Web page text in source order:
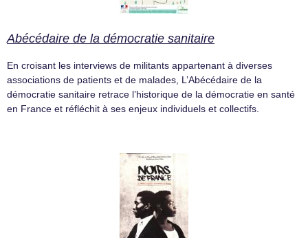
Abécédaire de la démocratie sanitaire
En croisant les interviews de militants appartenant à diverses
associations de patients et de malades, L’Abécédaire de la
démocratie sanitaire retrace l’historique de la démocratie en santé
en France et réfléchit à ses enjeux individuels et collectifs.